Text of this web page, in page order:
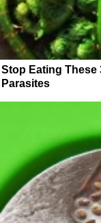
Stop Eating These
Parasites